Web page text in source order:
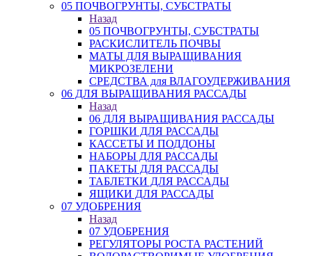
05 ПОЧВОГРУНТЫ, СУБСТРАТЫ
Назад
05 ПОЧВОГРУНТЫ, СУБСТРАТЫ
РАСКИСЛИТЕЛЬ ПОЧВЫ
МАТЫ ДЛЯ ВЫРАЩИВАНИЯ
МИКРОЗЕЛЕНИ
СРЕДСТВА для ВЛАГОУДЕРЖИВАНИЯ
06 ДЛЯ ВЫРАЩИВАНИЯ РАССАДЫ
Назад
06 ДЛЯ ВЫРАЩИВАНИЯ РАССАДЫ
ГОРШКИ ДЛЯ РАССАДЫ
КАССЕТЫ И ПОДДОНЫ
НАБОРЫ ДЛЯ РАССАДЫ
ПАКЕТЫ ДЛЯ РАССАДЫ
ТАБЛЕТКИ ДЛЯ РАССАДЫ
ЯЩИКИ ДЛЯ РАССАДЫ
07 УДОБРЕНИЯ
Назад
07 УДОБРЕНИЯ
РЕГУЛЯТОРЫ РОСТА РАСТЕНИЙ